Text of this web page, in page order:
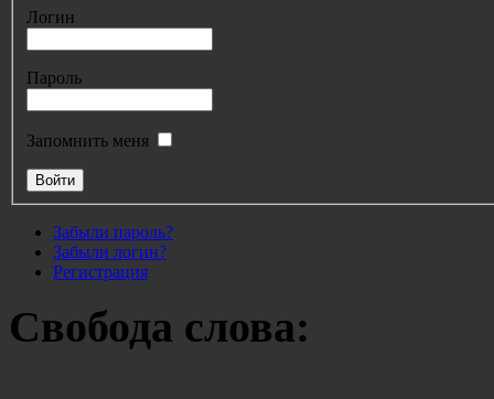
Логин
Пароль
Запомнить меня
Забыли пароль?
Забыли логин?
Регистрация
Свобода слова: